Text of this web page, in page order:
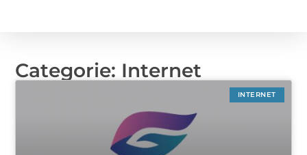
Categorie: Internet
INTERNET